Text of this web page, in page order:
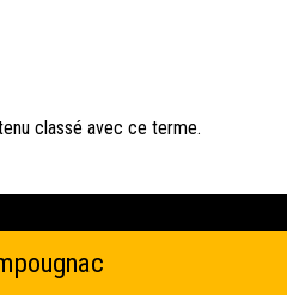
classé avec ce terme.